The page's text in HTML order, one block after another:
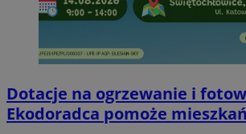
Dotacje na ogrzewanie i
Ekodoradca pomoże